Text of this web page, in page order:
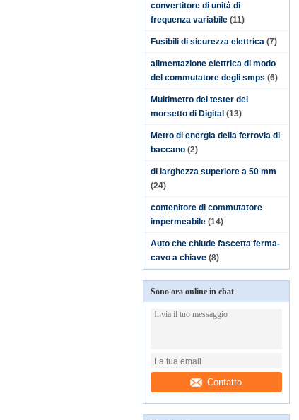
convertitore di unità di
frequenza variabile (11)
Fusibili di sicurezza elettrica (7)
alimentazione elettrica di modo
del commutatore degli smps (6)
Multimetro del tester del
morsetto di Digital (13)
Metro di energia della ferrovia di
baccano (2)
di larghezza superiore a 50 mm
(24)
contenitore di commutatore
impermeabile (14)
Auto che chiude fascetta ferma-
cavo a chiave (8)
Sono ora online in chat
Contatto